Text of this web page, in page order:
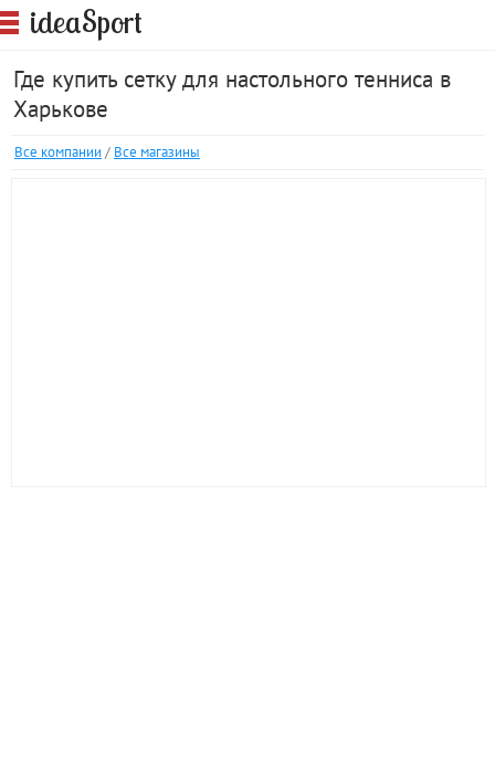
ideaSport
Где купить сетку для настольного тенниса в
Харькове
Все компании / Все магазины